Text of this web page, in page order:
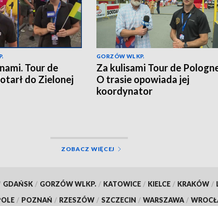
Tour de
do Zielonej
GORZÓW WLKP.
Za kulisami Tour de
O trasie opowiada jej
koordynator
ZOBACZ WIĘCEJ
GDAŃSK / GORZÓW WLKP. / KATOWICE / KIELCE / KRAKÓW /
/ POZNAŃ / RZESZÓW / SZCZECIN / WARSZAWA /